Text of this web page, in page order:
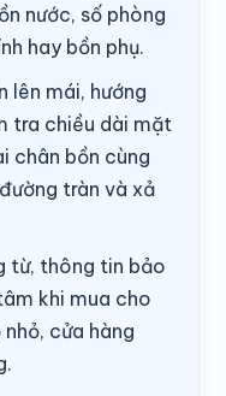
nước, số phòng
hay bồn phụ.
lên mái, hướng
tra chiều dài mặt
chân bồn cùng
tràn và xả
từ, thông tin bảo
khi mua cho
cửa hàng